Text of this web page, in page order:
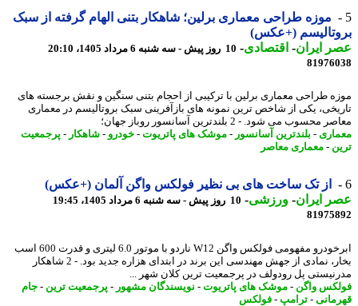
موزه طراحی معماری برلین؛ شاهکار بتنی الهام گرفته از سبک
(+عکس)
ایران- اقتصادی-10 روز پیش - سه شنبه 6 مرداد 1405، 20:10
طراحی معماری برلین با ترکیبی از احجام بتنی سنگین و نقش برجسته های
یکی از شاخص ترین نمونه های بازآفرینی سبک بروتالیسم در معماری
می شود. - 2 بلندترین آسانسور روباز جهان؛
- بلندترین آسانسور-موشک های پاتریوت -خودرو-شاهکار-پرجمعیت
- معماری معاصر
از تک ساخت های بی نظیر فولکس واگن آلمان (+عکس)
ایران- ورزشی-10 روز پیش - سه شنبه 6 مرداد 1405، 19:45
ابرخودرو مفهومی فولکس واگن W12 ناردو با موتور 6.0 لیتری و قدرت 600 اسب
بخار، نمادی از جهش مهندسی این برند در ابتدای هزاره جدید بود. - 2 شاهکار
پل رودولف در پرجمعیت ترین کلان شهر ...
واگن-موشک های پاتریوت -نویسندگان مشهور-پرجمعیت ترین- جام
-ترامپ -فولکس